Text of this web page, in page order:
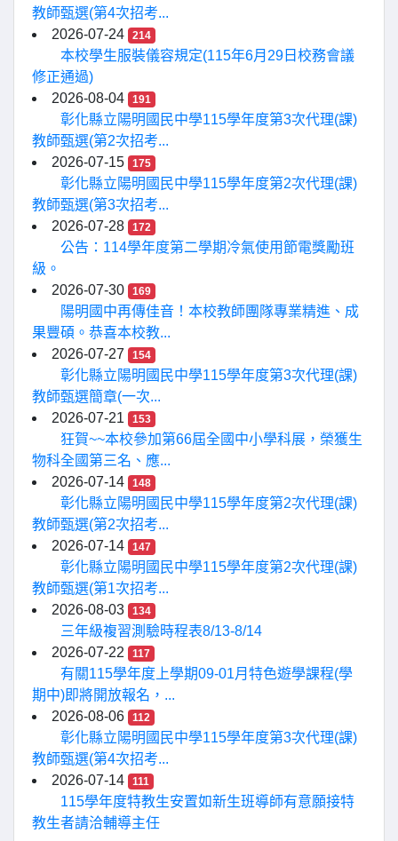
教師甄選(第4次招考...
2026-07-24
214
本校學生服裝儀容規定(115年6月29日校務會議
修正通過)
2026-08-04
191
彰化縣立陽明國民中學115學年度第3次代理(課)
教師甄選(第2次招考...
2026-07-15
175
彰化縣立陽明國民中學115學年度第2次代理(課)
教師甄選(第3次招考...
2026-07-28
172
公告：114學年度第二學期冷氣使用節電獎勵班
級。
2026-07-30
169
陽明國中再傳佳音！本校教師團隊專業精進、成
果豐碩。恭喜本校教...
2026-07-27
154
彰化縣立陽明國民中學115學年度第3次代理(課)
教師甄選簡章(一次...
2026-07-21
153
狂賀~~本校參加第66屆全國中小學科展，榮獲生
物科全國第三名、應...
2026-07-14
148
彰化縣立陽明國民中學115學年度第2次代理(課)
教師甄選(第2次招考...
2026-07-14
147
彰化縣立陽明國民中學115學年度第2次代理(課)
教師甄選(第1次招考...
2026-08-03
134
三年級複習測驗時程表8/13-8/14
2026-07-22
117
有關115學年度上學期09-01月特色遊學課程(學
期中)即將開放報名，...
2026-08-06
112
彰化縣立陽明國民中學115學年度第3次代理(課)
教師甄選(第4次招考...
2026-07-14
111
115學年度特教生安置如新生班導師有意願接特
教生者請洽輔導主任